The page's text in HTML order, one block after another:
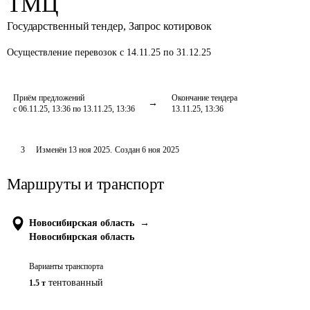
Государственный тендер, Запрос котировок
Осуществление перевозок с 14.11.25 по 31.12.25
Приём предложений
с 06.11.25, 13:36 по 13.11.25, 13:36
Окончание тендера
13.11.25, 13:36
3 Изменён 13 ноя 2025. Создан 6 ноя 2025
Маршруты и транспорт
Новосибирская область
→
Новосибирская область
Варианты транспорта
1.5 т тентованный